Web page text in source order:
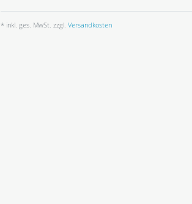
* inkl. ges. MwSt. zzgl. Versandkosten